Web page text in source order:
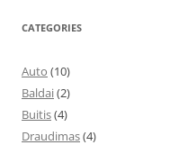
CATEGORIES
Auto (10)
Baldai(2)
Buitis(4)
Draudimas(4)